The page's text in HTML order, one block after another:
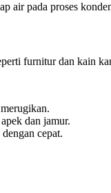
air pada proses
furnitur dan kain
dan jamur.
cepat.